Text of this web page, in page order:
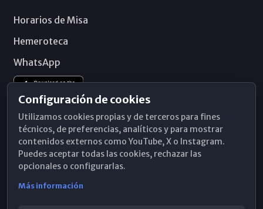
Horarios de Misa
Hemeroteca
WhatsApp
Configuración de cookies
Utilizamos cookies propias y de terceros para fines
técnicos, de preferencias, analíticos y para mostrar
contenidos externos como YouTube, X o Instagram.
Puedes aceptar todas las cookies, rechazar las
opcionales o configurarlas.
Más información